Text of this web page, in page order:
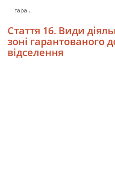
гара...
Стаття 16. Види
зоні гарантованого
відселення